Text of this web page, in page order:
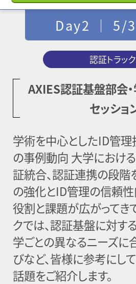
Day2 │ 5/30
認証トラッ
AXIES認証基盤部会
セッショ
学術を中心としたID管
の事例動向 大学におけ
証統合、認証連携の段階
の強化とID管理の信頼性
役割と課題が広がってき
クでは、認証基盤に対す
学ごとの異なるニーズ
びなど、皆様に参考にし
話題をご紹介します。